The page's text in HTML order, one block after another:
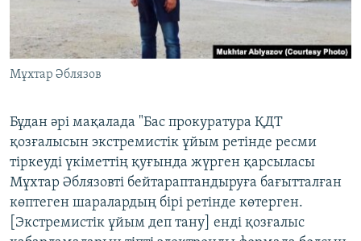
Мұхтар Әблязов
Бұдан әрі мақалада "Бас прокуратура ҚДТ
қозғалысын экстремистік ұйым ретінде ресми
тіркеуді үкіметтің қуғында жүрген қарсыласы
Мұхтар Әблязовті бейтараптандыруға бағытталған
көптеген шаралардың бірі ретінде көтерген.
[Экстремистік ұйым деп тану] енді қозғалыс